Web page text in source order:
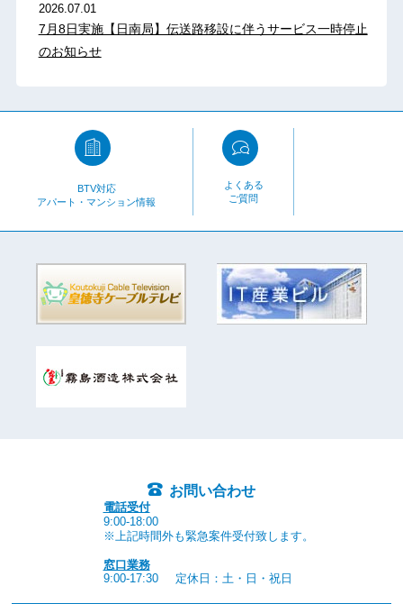
2026.07.01
7月8日実施【日南局】伝送路移設に伴うサービス一時停止
のお知らせ
BTV対応
アパート・マンション情報
よくある
ご質問
お問い合わせ
電話受付
9:00-18:00
※上記時間外も緊急案件受付致します。
窓口業務
9:00-17:30
定休日：土・日・祝日